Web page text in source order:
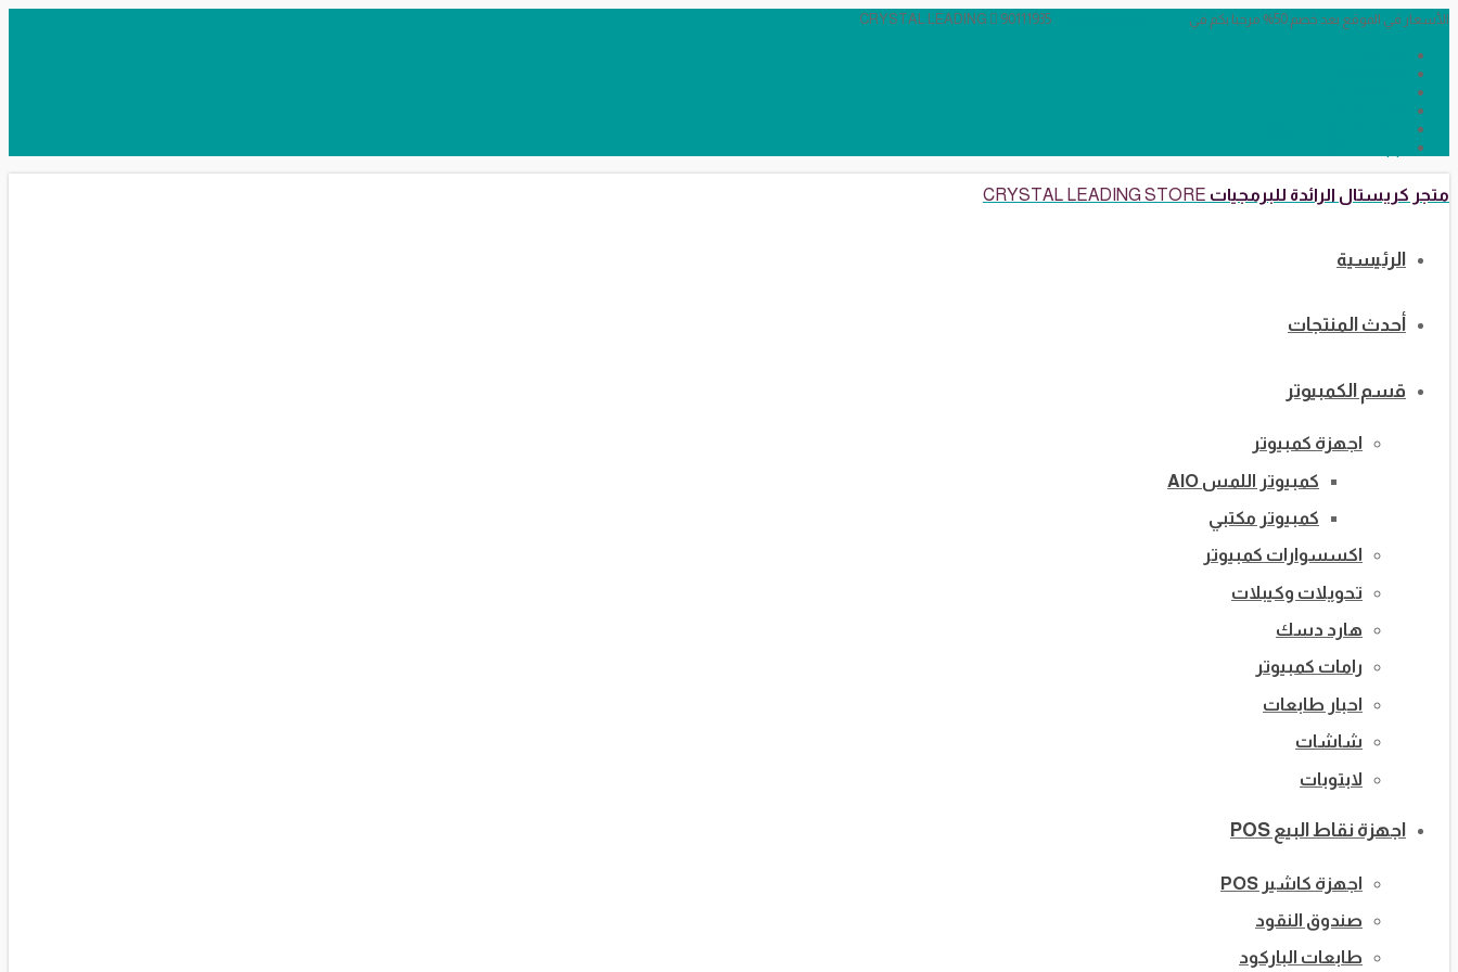
الأسعار في الموقع بعد خصم 50% مرحبا بكم في CRYSTAL LEADING 90111935
متجر كريستال الرائدة للبرمجيات CRYSTAL LEADING STORE
الرئيسية
أحدث المنتجات
قسم الكمبيوتر
اجهزة كمبيوتر
كمبيوتر اللمس AIO
كمبيوتر مكتبي
اكسسوارات كمبيوتر
تحويلات وكيبلات
هارد دسك
رامات كمبيوتر
احبار طابعات
شاشات
لابتوبات
اجهزة نقاط البيع POS
اجهزة كاشير POS
صندوق النقود
طابعات الباركود